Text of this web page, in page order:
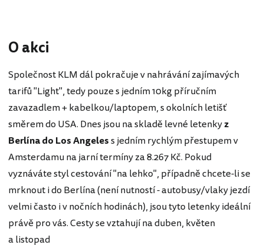
O akci
Společnost KLM dál pokračuje v nahrávání zajímavých
tarifů "Light", tedy pouze s jedním 10kg příručním
zavazadlem + kabelkou/laptopem, s okolních letišť
směrem do USA. Dnes jsou na skladě levné letenkyz
Berlína do Los Angeless jedním rychlým přestupem v
Amsterdamu na jarní termíny za 8.267 Kč. Pokud
vyznáváte styl cestování "na lehko", případně chcete-li se
mrknout i do Berlína (není nutností - autobusy/vlaky jezdí
velmi často i v nočních hodinách), jsou tyto letenky ideální
právě pro vás. Cesty se vztahují na duben, květen
a listopad